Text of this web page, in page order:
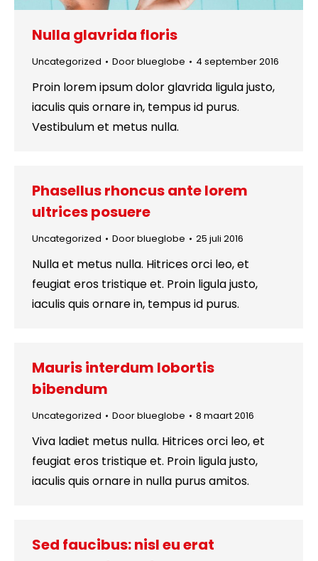
Nulla glavrida floris
Uncategorized Doorblueglobe 4 september 2016
Proin lorem ipsum dolor glavrida ligula justo,
iaculis quis ornare in, tempus id purus.
Vestibulum et metus nulla.
Phasellus rhoncus ante lorem
ultrices posuere
Uncategorized Doorblueglobe 25 juli 2016
Nulla et metus nulla. Hitrices orci leo, et
feugiat eros tristique et. Proin ligula justo,
iaculis quis ornare in, tempus id purus.
Mauris interdum lobortis
bibendum
Uncategorized Doorblueglobe 8 maart 2016
Viva ladiet metus nulla. Hitrices orci leo, et
feugiat eros tristique et. Proin ligula justo,
iaculis quis ornare in nulla purus amitos.
Sed faucibus: nisl eu erat